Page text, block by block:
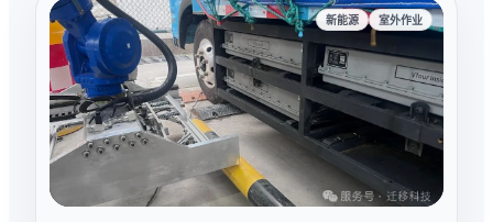
新能源 室外作业